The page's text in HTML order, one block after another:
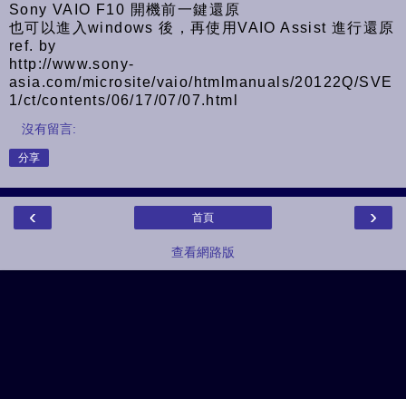
Sony VAIO F10 開機前一鍵還原
也可以進入windows 後，再使用VAIO Assist 進行還原
ref. by
http://www.sony-
asia.com/microsite/vaio/htmlmanuals/20122Q/SVE
1/ct/contents/06/17/07/07.html
沒有留言:
分享
‹ ›
首頁
查看網路版